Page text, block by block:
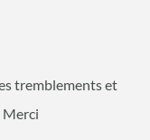
tremblements et
Merci